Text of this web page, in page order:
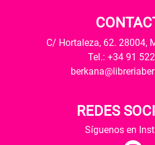
C/ Hortaleza, 62. 28004,
Tel.: +34 91
REDES
Síguenos en